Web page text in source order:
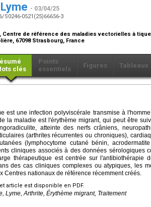
- 03/04/25
S0246-0521(25)66656-3
Centre de référence des maladies vectorielles à
67098 Strasbourg, France
clés
Points
essentiels
Figures Tableaux
est une infection polyviscérale transmise à
la maladie est l'érythème migrant, qui peut être
atteinte des nerfs crâniens,
(arthrites récurrentes ou chroniques),
(lymphocytome cutané bénin,
cliniques associés à des données sérologiques
thérapeutique est centrée sur l'antibiothérapie
des cas cliniques complexes ou atypiques, les
Centres nationaux de référence récemment créés.
article est disponible en PDF.
Lyme, Arthrite, Érythème migrant, Traitement